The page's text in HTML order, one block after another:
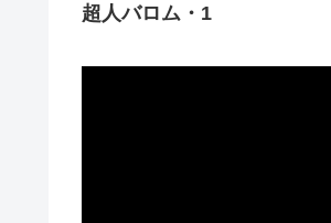
超人バロム・1